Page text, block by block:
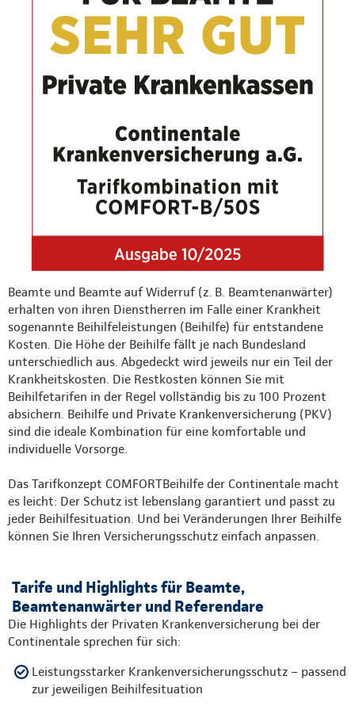
Beamte und Beamte auf Widerruf (z. B. Beamtenanwärter)
erhalten von ihren Dienstherren im Falle einer Krankheit
sogenannte Beihilfeleistungen (Beihilfe) für entstandene
Kosten. Die Höhe der Beihilfe fällt je nach Bundesland
unterschiedlich aus. Abgedeckt wird jeweils nur ein Teil der
Krankheitskosten. Die Restkosten können Sie mit
Beihilfetarifen in der Regel vollständig bis zu 100 Prozent
absichern. Beihilfe und Private Krankenversicherung (PKV)
sind die ideale Kombination für eine komfortable und
individuelle Vorsorge.
Das Tarifkonzept COMFORTBeihilfe der Continentale macht
es leicht: Der Schutz ist lebenslang garantiert und passt zu
jeder Beihilfesituation. Und bei Veränderungen Ihrer Beihilfe
können Sie Ihren Versicherungsschutz einfach anpassen.
Tarife und Highlights für Beamte,
Beamtenanwärter und Referendare
Die Highlights der Privaten Krankenversicherung bei der
Continentale sprechen für sich:
Leistungsstarker Krankenversicherungsschutz – passend
zur jeweiligen Beihilfesituation